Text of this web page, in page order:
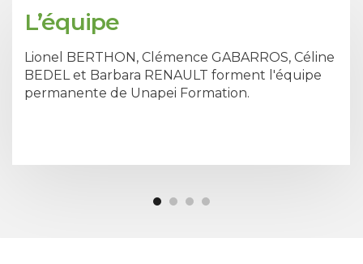
L’équipe
Lionel BERTHON, Clémence GABARROS, Céline
BEDEL et Barbara RENAULT forment l'équipe
permanente de Unapei Formation.